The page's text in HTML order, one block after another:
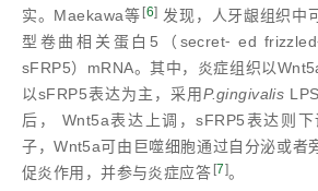
实。Maekawa等 [6] 发现，人牙龈组织中
型卷曲相关蛋白5（secret⁃ ed
sFRP5）mRNA。其中，炎症组织以
以sFRP5表达为主，采用P.gingivalis
后， Wnt5a表达上调，sFRP5表达则
子，Wnt5a可由巨噬细胞通过自分泌或者
促炎作用，并参与炎症应答 [7]。